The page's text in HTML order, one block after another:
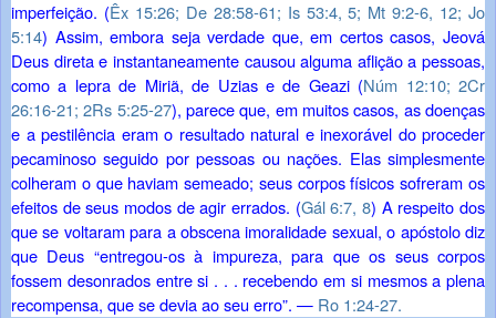
imperfeição. (Êx 15:26; De 28:58-61; Is 53:4, 5; Mt 9:2-6, 12; Jo
5:14) Assim, embora seja verdade que, em certos casos, Jeová
Deus direta e instantaneamente causou alguma aflição a pessoas,
como a lepra de Miriã, de Uzias e de Geazi (Núm 12:10;2Cr
26:16-21; 2Rs 5:25-27), parece que, em muitos casos, as doenças
e a pestilência eram o resultado natural e inexorável do proceder
pecaminoso seguido por pessoas ou nações. Elas simplesmente
colheram o que haviam semeado; seus corpos físicos sofreram os
efeitos de seus modos de agir errados. (Gál 6:7, 8) A respeito dos
que se voltaram para a obscena imoralidade sexual, o apóstolo diz
que Deus “entregou-os à impureza, para que os seus corpos
fossem desonrados entre si . . . recebendo em si mesmos a plena
recompensa, que se devia ao seu erro”. — Ro 1:24-27.